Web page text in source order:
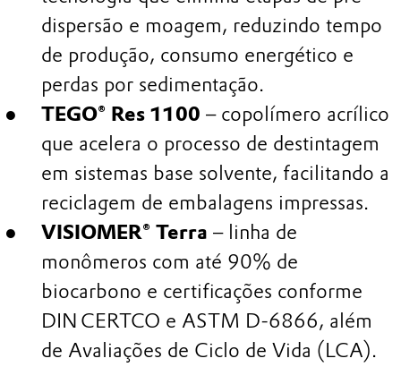
dispersão e moagem, reduzindo tempo
de produção, consumo energético e
perdas por sedimentação.
TEGO® Res 1100 – copolímero acrílico
que acelera o processo de destintagem
em sistemas base solvente, facilitando a
reciclagem de embalagens impressas.
VISIOMER® Terra – linha de
monômeros com até 90% de
biocarbono e certificações conforme
DIN CERTCO e ASTM D‑6866, além
de Avaliações de Ciclo de Vida (LCA).